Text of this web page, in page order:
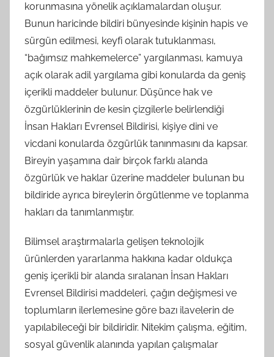
korunmasına yönelik açıklamalardan oluşur.
Bunun haricinde bildiri bünyesinde kişinin hapis ve
sürgün edilmesi, keyfi olarak tutuklanması,
“bağımsız mahkemelerce” yargılanması, kamuya
açık olarak adil yargılama gibi konularda da geniş
içerikli maddeler bulunur. Düşünce hak ve
özgürlüklerinin de kesin çizgilerle belirlendiği
İnsan Hakları Evrensel Bildirisi, kişiye dini ve
vicdani konularda özgürlük tanınmasını da kapsar.
Bireyin yaşamına dair birçok farklı alanda
özgürlük ve haklar üzerine maddeler bulunan bu
bildiride ayrıca bireylerin örgütlenme ve toplanma
hakları da tanımlanmıştır.
Bilimsel araştırmalarla gelişen teknolojik
ürünlerden yararlanma hakkına kadar oldukça
geniş içerikli bir alanda sıralanan İnsan Hakları
Evrensel Bildirisi maddeleri, çağın değişmesi ve
toplumların ilerlemesine göre bazı ilavelerin de
yapılabileceği bir bildiridir. Nitekim çalışma, eğitim,
sosyal güvenlik alanında yapılan çalışmalar